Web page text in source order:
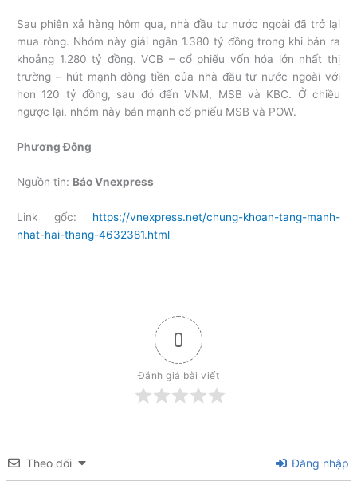
Sau phiên xả hàng hôm qua, nhà đầu tư nước ngoài đã trở lại
mua ròng. Nhóm này giải ngân 1.380 tỷ đồng trong khi bán ra
khoảng 1.280 tỷ đồng. VCB – cổ phiếu vốn hóa lớn nhất thị
trường – hút mạnh dòng tiền của nhà đầu tư nước ngoài với
hơn 120 tỷ đồng, sau đó đến VNM, MSB và KBC. Ở chiều
ngược lại, nhóm này bán mạnh cổ phiếu MSB và POW.
Phương Đông
Nguồn tin: Báo Vnexpress
Link gốc: https://vnexpress.net/chung-khoan-tang-manh-
nhat-hai-thang-4632381.html
0
Đánh giá bài viết
Theo dõi Đăng nhập